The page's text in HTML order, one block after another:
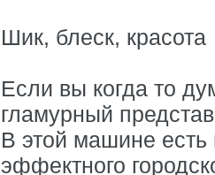
Шик, блеск, красота
Если вы когда то
гламурный
В этой машине есть
эффектного